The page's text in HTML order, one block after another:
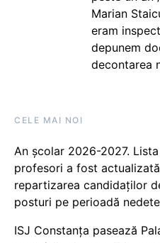
Marian
eram
depunem
decontarea
CELE MAI NOI
An școlar 2026-2027.
profesori a fost
repartizarea candidaților
posturi pe perioadă
ISJ Constanța pasează